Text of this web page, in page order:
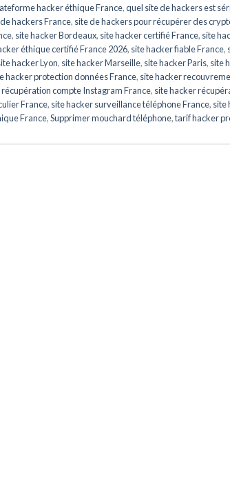
hacker éthique France,quel site de hackers est
hackers France, site de hackers pour récupérer des
, site hacker Bordeaux, site hacker certifié France, site
éthique certifié France 2026, site hacker fiable France,
hacker Lyon, site hacker Marseille, site hacker Paris, site
hacker protection données France, site hacker
récupération compte Instagram France, site hacker
France, site hacker surveillance téléphone France, site
France,Supprimer mouchard téléphone,tarif hacker